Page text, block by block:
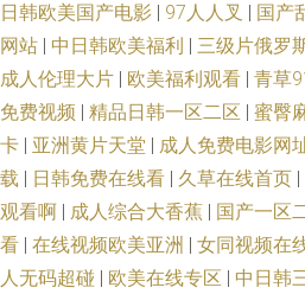
锋资源av 超碰在线社区 日韩网址在线
品玖玖 亚州AV福利 A片网页 伊人青青
国产AV不卡看片 伊人福利社 国产第二页
播放 久草福利免费 影音先锋av资源一区 白
人妻一区二区三区 麻豆国产作爱91 91av免
日韩欧美国产电影 | 97人人叉 | 国产
网站 | 中日韩欧美福利 | 三级片俄罗
成人伦理大片 | 欧美福利观看 | 青草
免费视频 | 精品日韩一区二区 | 蜜臀
卡 | 亚洲黄片天堂 | 成人免费电影网
载 | 日韩免费在线看 | 久草在线首页 |
观看啊 | 成人综合大香蕉 | 国产一区
看 | 在线视频欧美亚洲 | 女同视频在
人无码超碰 | 欧美在线专区 | 中日韩